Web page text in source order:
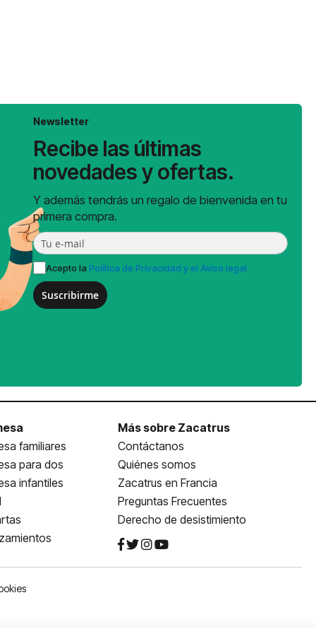
Newsletter
Recibe las últimas
novedades y ofertas.
Y además tendrás un regalo de bienvenida en tu
primera compra.
Acepto la Política de Privacidad y el Aviso legal
Suscribirme
familiares
para dos
infantiles
Más sobre Zacatrus
Contáctanos
Quiénes somos
Zacatrus en Francia
Preguntas Frecuentes
Derecho de desistimiento